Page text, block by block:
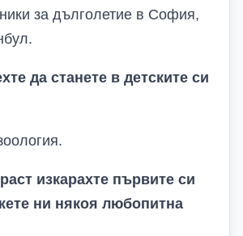
за дълголетие в София,
да станете в детските си
изкарахте първите си
ни някоя любопитна